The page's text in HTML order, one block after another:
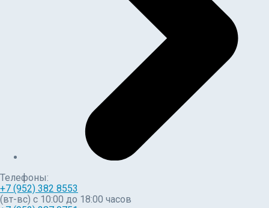
Телефоны:
+7 (952) 382 8553
(вт-вс) c 10:00 до 18:00 часов